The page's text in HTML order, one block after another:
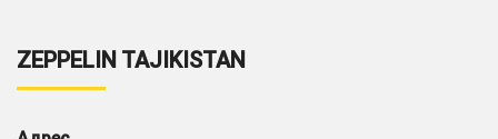
ZEPPELIN TAJIKISTAN